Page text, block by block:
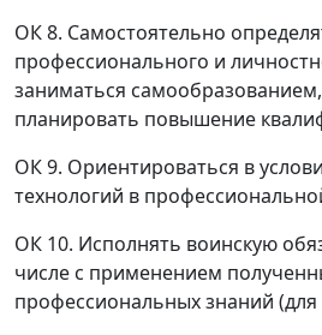
ОК 8. Самостоятельно
профессионального и
заниматься
планировать повышение
ОК 9. Ориентироваться в
технологий в
ОК 10. Исполнять воинскую
числе с применением
профессиональных знаний